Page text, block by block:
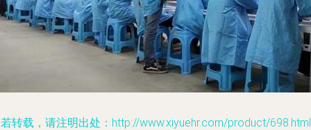
转载，请注明出处：http://www.xiyuehr.com/product/698.html